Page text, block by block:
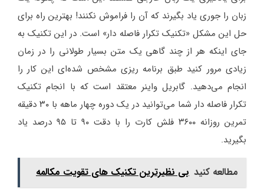
زبان را جوری یاد بگیرند که آن را فراموش نکنند! بهترین راه برای
حل این مشکل «تکنیک تکرار فاصله دار» است. در این تکنیک به
جای اینکه هر از چند گاهی یک متن بسیار طولانی را در زمان
زیادی مرور کنید طبق برنامه ریزی مشخص شده‌ای این کار را
انجام می‌دهید. گابریل واینر معتقد است که با انجام تکنیک
تکرار فاصله دار شما می‌توانید در یک دوره چهار ماهه با ۳۰ دقیقه
تمرین روزانه ۳۶۰۰ فلش کارت را با دقت ۹۰ تا ۹۵ درصد یاد
بگیرید.
مطالعه کنید بی نظیرترین تکنیک های تقویت مکالمه